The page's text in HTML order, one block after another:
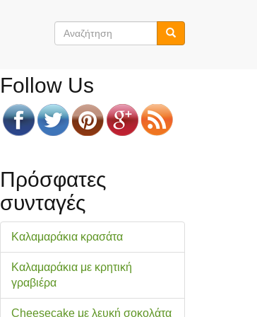
Φόρμα
Follow Us
Πρόσφατες
συνταγές
Καλαμαράκια κρασάτα
Καλαμαράκια με κρητική
γραβιέρα
Cheesecake με λευκή σοκολάτα